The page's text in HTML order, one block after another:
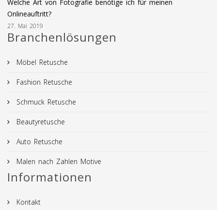
Welche Art von Fotografie benötige ich für meinen
Onlineauftritt?
27. Mai 2019
Branchenlösungen
Möbel Retusche
Fashion Retusche
Schmuck Retusche
Beautyretusche
Auto Retusche
Malen nach Zahlen Motive
Informationen
Kontakt